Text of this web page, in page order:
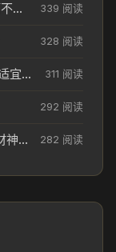
今天2026年04月18日领取结婚证老黄历不适合吗_领证日期参考 339 阅读
328 阅读
今日2026年04月11日入住新居老黄历不适宜吗_搬家择日参考 311 阅读
292 阅读
2026年04月12日今天财神在哪个吉位_财神方位参考 282 阅读